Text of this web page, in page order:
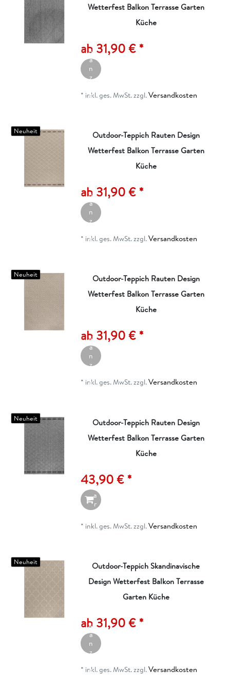
Wetterfest Balkon Terrasse Garten
Küche
ab 31,90 € *
ik
el
a
n
z
g
* inkl. ges. MwSt.zzgl.Versandkosten
Neuheit
Outdoor-Teppich Rauten Design
Wetterfest Balkon Terrasse Garten
Küche
ab 31,90 € *
ik
el
a
n
z
g
* inkl. ges. MwSt.zzgl.Versandkosten
Neuheit
Outdoor-Teppich Rauten Design
Wetterfest Balkon Terrasse Garten
Küche
ab 31,90 € *
ik
el
a
n
z
g
* inkl. ges. MwSt.zzgl.Versandkosten
Neuheit
Outdoor-Teppich Rauten Design
Wetterfest Balkon Terrasse Garten
Küche
43,90 € *
I
n
W
a
r
e
n
k
* inkl. ges. MwSt.zzgl.Versandkosten
Neuheit
Outdoor-Teppich Skandinavische
Design Wetterfest Balkon Terrasse
Garten Küche
ab 31,90 € *
ik
el
a
n
z
g
* inkl. ges. MwSt.zzgl.Versandkosten